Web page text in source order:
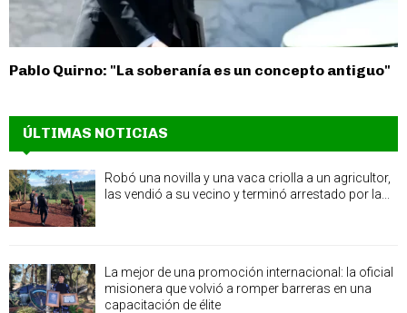
Pablo Quirno: "La soberanía es un concepto antiguo"
ÚLTIMAS NOTICIAS
Robó una novilla y una vaca criolla a un agricultor,
las vendió a su vecino y terminó arrestado por la...
La mejor de una promoción internacional: la oficial
misionera que volvió a romper barreras en una
capacitación de élite